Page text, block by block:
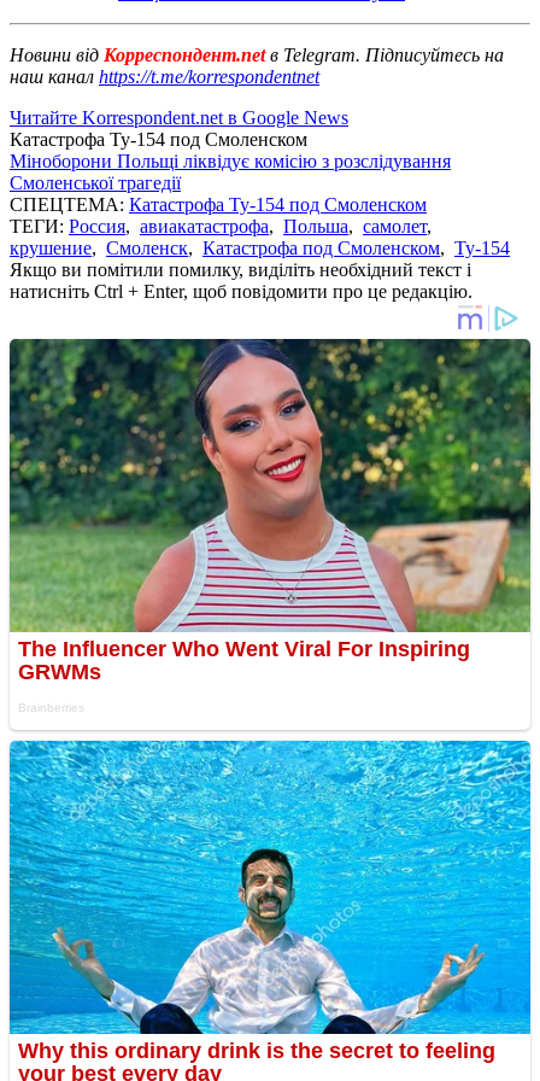
Новини від Корреспондент.netв Telegram. Підписуйтесь на
наш канал https://t.me/korrespondentnet
Читайте Korrespondent.net в Google News
Катастрофа Ту-154 под Смоленском
Міноборони Польщі ліквідує комісію з розслідування
Смоленської трагедії
СПЕЦТЕМА: Катастрофа Ту-154 под Смоленском
ТЕГИ: Россия, авиакатастрофа, Польша, самолет,
крушение, Смоленск, Катастрофа под Смоленском, Ту-154
Якщо ви помітили помилку, виділіть необхідний текст і
натисніть Ctrl + Enter, щоб повідомити про це редакцію.